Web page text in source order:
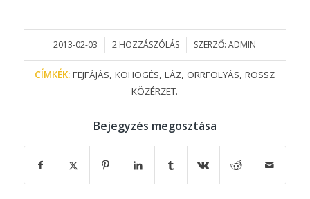
2013-02-03
/ 2 HOZZÁSZÓLÁS
/ SZERZŐ:ADMIN
CÍMKÉK: FEJFÁJÁS,KÖHÖGÉS,LÁZ,ORRFOLYÁS,ROSSZ
KÖZÉRZET.
Bejegyzés megosztása